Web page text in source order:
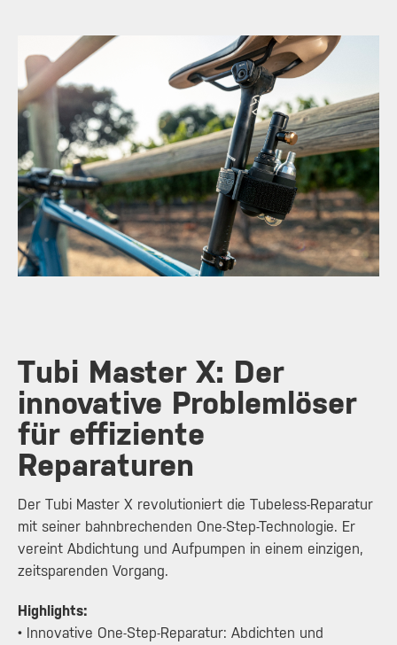
Tubi Master X: Der
innovative Problemlöser
für effiziente
Reparaturen
Der Tubi Master X revolutioniert die Tubeless-Reparatur
mit seiner bahnbrechenden One-Step-Technologie. Er
vereint Abdichtung und Aufpumpen in einem einzigen,
zeitsparenden Vorgang.
Highlights:
• Innovative One-Step-Reparatur: Abdichten und